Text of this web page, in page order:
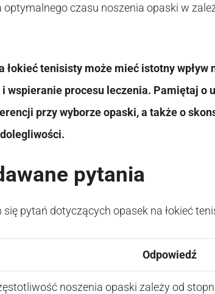
optymalnego czasu noszenia opaski w
łokieć tenisisty może mieć istotny wpływ
wspieranie procesu leczenia. Pamiętaj o
przy wyborze opaski, a także o
pytania
pytań dotyczących opasek na łokieć
Odpowiedź
noszenia opaski zależy od